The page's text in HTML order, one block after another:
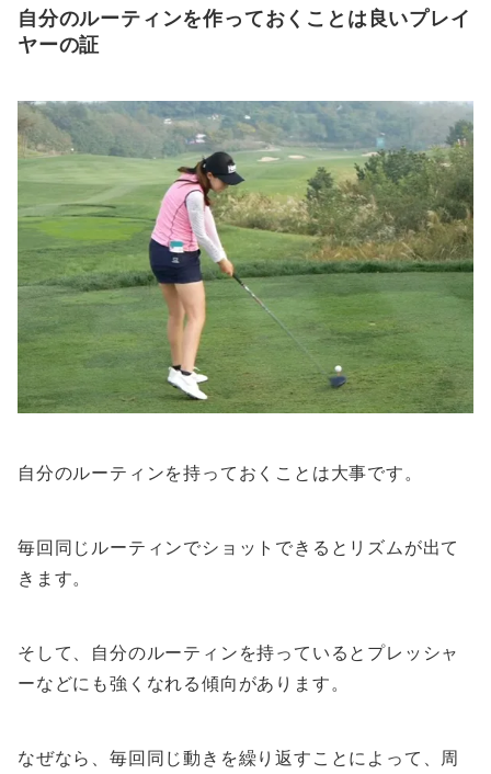
自分のルーティンを作っておくことは良いプレイ
ヤーの証
自分のルーティンを持っておくことは大事です。
毎回同じルーティンでショットできるとリズムが出て
きます。
そして、自分のルーティンを持っているとプレッシャ
ーなどにも強くなれる傾向があります。
なぜなら、毎回同じ動きを繰り返すことによって、周